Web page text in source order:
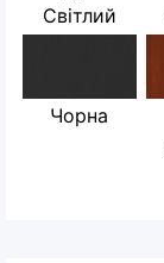
Світлий
Чорна